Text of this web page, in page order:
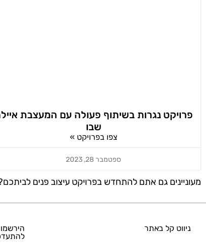
פרויקט נגרות בשיתוף פעולה עם המעצבת
שבו
צפו בפרויקט »
ספטמבר 28, 2023
מעוניינים גם אתם להתחדש בפרויקט עיצוב פנים
ניווט קל באתר
הירשמו